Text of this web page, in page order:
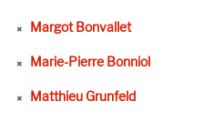
Margot Bonvallet
Marie-Pierre Bonniol
Matthieu Grunfeld